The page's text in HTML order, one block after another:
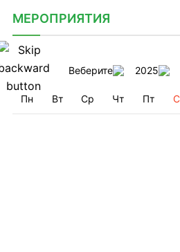
МЕРОПРИЯТИЯ
Веберите 2025
Пн Вт Ср Чт Пт